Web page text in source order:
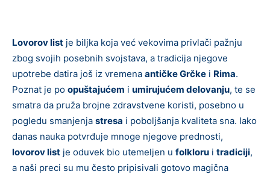
Lovorov list je biljka koja već vekovima privlači pažnju
zbog svojih posebnih svojstava, a tradicija njegove
upotrebe datira još iz vremena antičke Grčke i Rima.
Poznat je po opuštajućem i umirujućem delovanju, te se
smatra da pruža brojne zdravstvene koristi, posebno u
pogledu smanjenja stresa i poboljšanja kvaliteta sna. Iako
danas nauka potvrđuje mnoge njegove prednosti,
lovorov list je oduvek bio utemeljen u folkloru i tradiciji,
a naši preci su mu često pripisivali gotovo magična